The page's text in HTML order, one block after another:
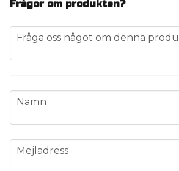
Frågor om produkten?
question
Fråga oss något om denna
name
Namn
email
Mejladress